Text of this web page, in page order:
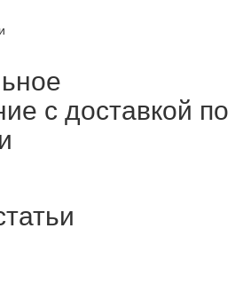
с доставкой по